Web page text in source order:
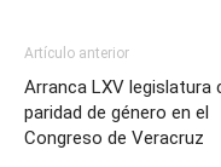
Artículo anterior
Arranca LXV legislatura
paridad de género en el
Congreso de Veracruz